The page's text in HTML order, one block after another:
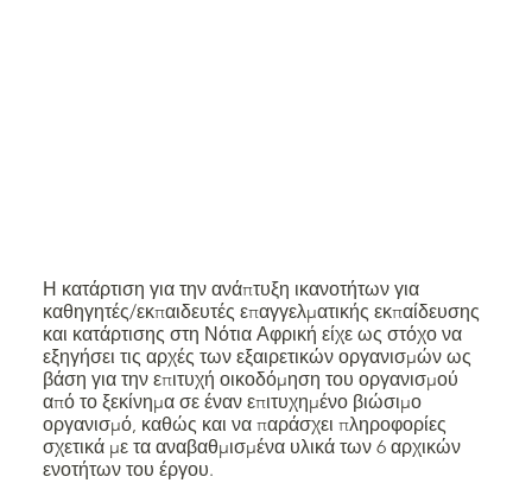
Η κατάρτιση για την ανάπτυξη ικανοτήτων για
καθηγητές/εκπαιδευτές επαγγελματικής εκπαίδευσης
και κατάρτισης στη Νότια Αφρική είχε ως στόχο να
εξηγήσει τις αρχές των εξαιρετικών οργανισμών ως
βάση για την επιτυχή οικοδόμηση του οργανισμού
από το ξεκίνημα σε έναν επιτυχημένο βιώσιμο
οργανισμό, καθώς και να παράσχει πληροφορίες
σχετικά με τα αναβαθμισμένα υλικά των 6 αρχικών
ενοτήτων του έργου.